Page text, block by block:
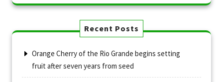
Recent Posts
Orange Cherry of the Rio Grande begins setting
fruit after seven years from seed